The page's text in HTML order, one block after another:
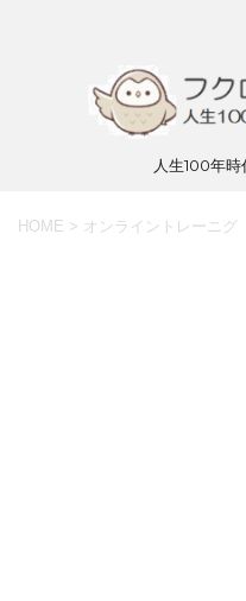
人生100年
HOME > オンライントレーニグ